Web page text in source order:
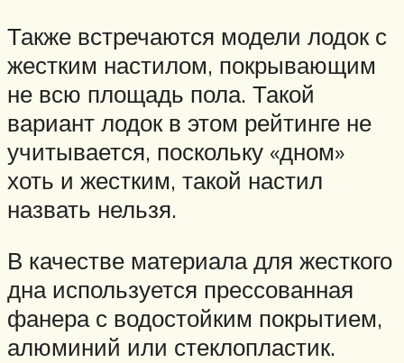
Также встречаются модели лодок с
жестким настилом, покрывающим
не всю площадь пола. Такой
вариант лодок в этом рейтинге не
учитывается, поскольку «дном»
хоть и жестким, такой настил
назвать нельзя.
В качестве материала для жесткого
дна используется прессованная
фанера с водостойким покрытием,
алюминий или стеклопластик.